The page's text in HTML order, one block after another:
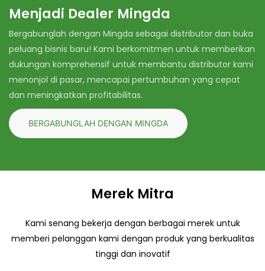
Menjadi Dealer Mingda
Bergabunglah dengan Mingda sebagai distributor dan buka
peluang bisnis baru! Kami berkomitmen untuk memberikan
dukungan komprehensif untuk membantu distributor kami
menonjol di pasar, mencapai pertumbuhan yang cepat
dan meningkatkan profitabilitas.
BERGABUNGLAH DENGAN MINGDA
Merek Mitra
Kami senang bekerja dengan berbagai merek untuk
memberi pelanggan kami dengan produk yang berkualitas
tinggi dan inovatif